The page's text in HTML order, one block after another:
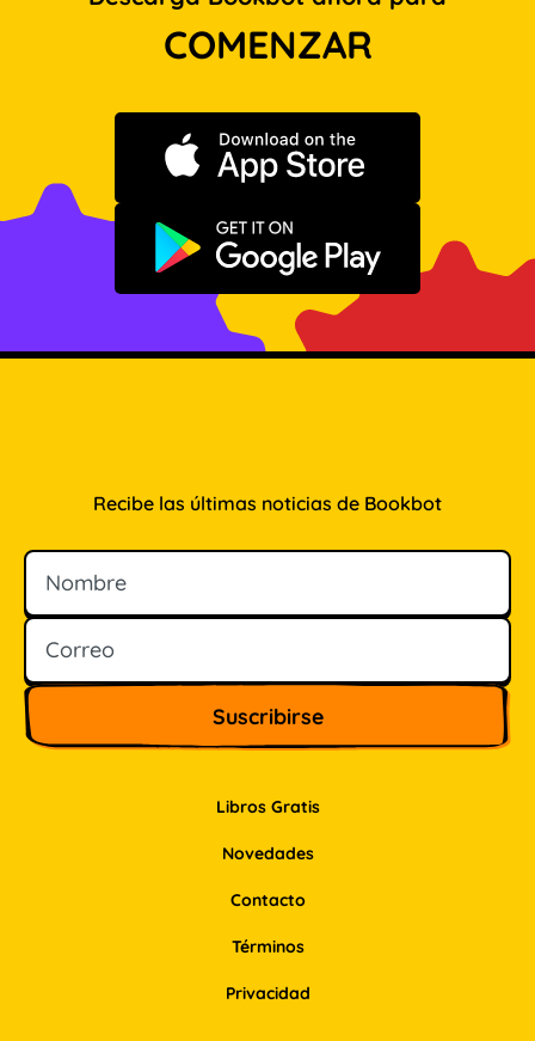
COMENZAR
Descargar en App Store
Disponible en Google Play
Libros Gratis
Novedades
Contacto
Recibe las últimas noticias de Bookbot
Nombre
Correo
Términos
Privacidad